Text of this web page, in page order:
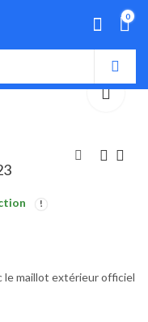
0
le maillot extérieur officiel